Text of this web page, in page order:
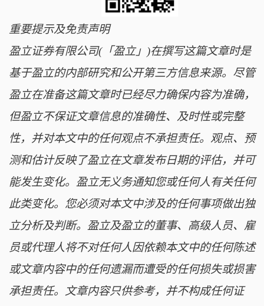
重要提示及免责声明
盈立证券有限公司(「盈立」)在撰写这篇文章时是
基于盈立的内部研究和公开第三方信息来源。尽管
盈立在准备这篇文章时已经尽力确保内容为准确，
但盈立不保证文章信息的准确性、及时性或完整
性，并对本文中的任何观点不承担责任。观点、预
测和估计反映了盈立在文章发布日期的评估，并可
能发生变化。盈立无义务通知您或任何人有关任何
此类变化。您必须对本文中涉及的任何事项做出独
立分析及判断。盈立及盈立的董事、高级人员、雇
员或代理人将不对任何人因依赖本文中的任何陈述
或文章内容中的任何遗漏而遭受的任何损失或损害
承担责任。文章内容只供参考，并不构成任何证